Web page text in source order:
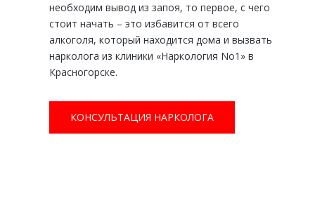
необходим вывод из запоя, то первое, с чего
стоит начать – это избавится от всего
алкоголя, который находится дома и вызвать
нарколога из клиники «Наркология No1» в
Красногорске.
КОНСУЛЬТАЦИЯ НАРКОЛОГА